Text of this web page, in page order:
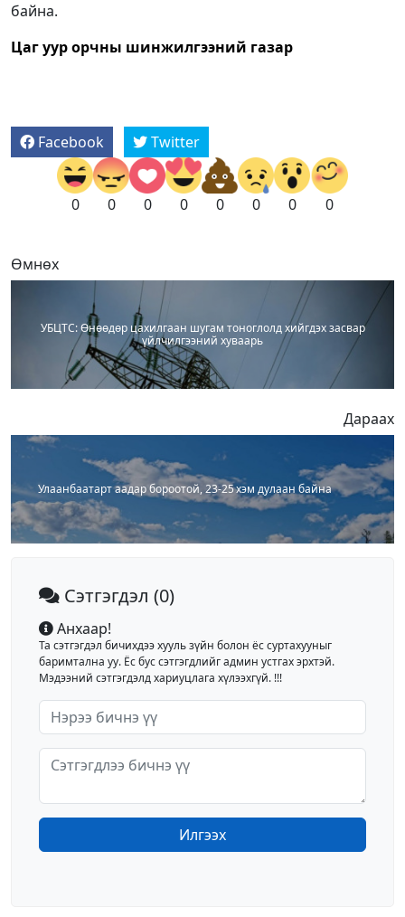
байна.
Цаг уур орчны шинжилгээний газар
Facebook Twitter
0 0 0 0 0 0 0 0
Өмнөх
УБЦТС: Өнөөдөр цахилгаан шугам тоноглолд хийгдэх засвар
үйлчилгээний хуваарь
Дараах
Улаанбаатарт аадар бороотой, 23-25 хэм дулаан байна
Сэтгэгдэл (0)
Анхаар!
Та сэтгэгдэл бичихдээ хууль зүйн болон ёс суртахууныг
баримтална уу. Ёс бус сэтгэгдлийг админ устгах эрхтэй.
Мэдээний сэтгэгдэлд хариуцлага хүлээхгүй. !!!
Илгээх